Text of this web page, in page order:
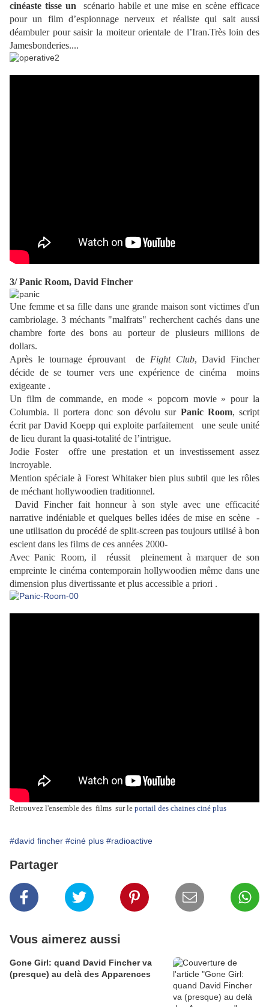
cinéaste tisse un
scénario habile et une mise en scène efficace
pour un film d’espionnage nerveux et réaliste qui sait aussi
déambuler pour saisir la moiteur orientale de l’Iran.Très loin des
Jamesbonderies....
3/ Panic Room, David Fincher
Une femme et sa fille dans une grande maison sont victimes d'un
cambriolage. 3 méchants "malfrats" recherchent cachés dans une
chambre forte des bons au porteur de plusieurs millions de
dollars.
Après le tournage éprouvant de Fight Club, David Fincher
décide de se tourner vers une expérience de cinéma moins
exigeante .
Un film de commande, en mode « popcorn movie » pour la
Columbia. Il portera donc son dévolu sur Panic Room, script
écrit par David Koepp qui exploite parfaitement
une seule unité
de lieu durant la quasi-totalité de l’intrigue.
Jodie Foster offre une prestation et un investissement assez
incroyable.
Mention spéciale à Forest Whitaker bien plus subtil que les rôles
de méchant hollywoodien traditionnel.
David Fincher fait honneur à son style avec une efficacité
narrative indéniable et quelques belles idées de mise en scène -
une utilisation du procédé de split-screen pas toujours utilisé à bon
escient dans les films de ces années 2000-
Avec Panic Room, il
réussit pleinement à marquer de son
empreinte le cinéma contemporain hollywoodien même dans une
dimension plus divertissante et plus accessible a priori .
Retrouvez l'ensemble des films sur le portail des chaines ciné plus
#david fincher #ciné plus #radioactive
Partager
Vous aimerez aussi
Gone Girl: quand David Fincher va
(presque) au delà des Apparences